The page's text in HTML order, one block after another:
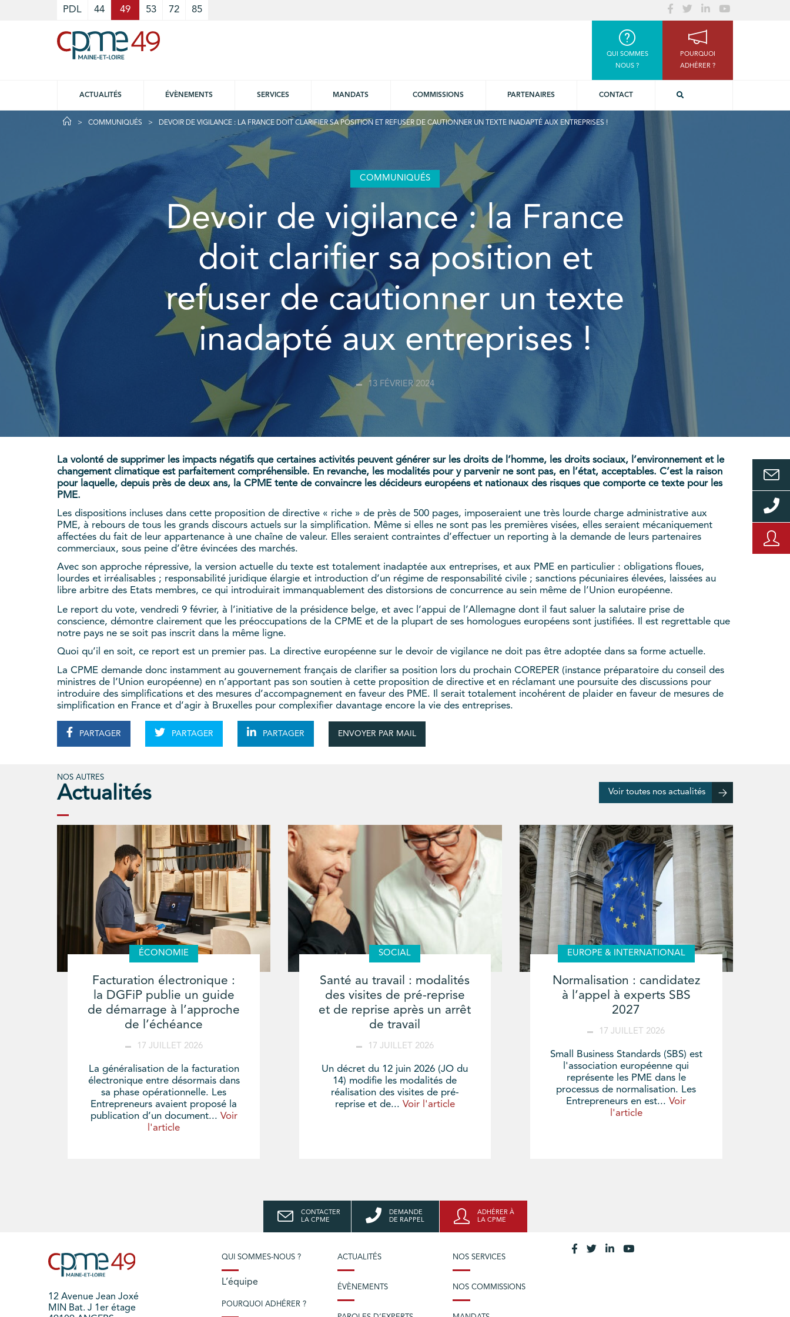
PDL 44 49 53 72 85
QUI SOMMES
NOUS ?
POURQUOI
ADHÉRER ?
ACTUALITÉS ÉVÈNEMENTS SERVICES MANDATS COMMISSIONS PARTENAIRES CONTACT
COMMUNIQUÉS DEVOIR DE VIGILANCE : LA FRANCE DOIT CLARIFIER SA POSITION ET REFUSER DE CAUTIONNER UN TEXTE INADAPTÉ AUX ENTREPRISES !
COMMUNIQUÉS
Devoir de vigilance : la France
doit clarifier sa position et
refuser de cautionner un texte
inadapté aux entreprises !
13 FÉVRIER 2024
La volonté de supprimer les impacts négatifs que certaines activités peuvent générer sur les droits de l’homme, les droits sociaux, l’environnement et le
changement climatique est parfaitement compréhensible. En revanche, les modalités pour y parvenir ne sont pas, en l’état, acceptables. C’est la raison
pour laquelle, depuis près de deux ans, la CPME tente de convaincre les décideurs européens et nationaux des risques que comporte ce texte pour les
PME.
Les dispositions incluses dans cette proposition de directive « riche » de près de 500 pages, imposeraient une très lourde charge administrative aux
PME, à rebours de tous les grands discours actuels sur la simplification. Même si elles ne sont pas les premières visées, elles seraient mécaniquement
affectées du fait de leur appartenance à une chaîne de valeur. Elles seraient contraintes d’effectuer un reporting à la demande de leurs partenaires
commerciaux, sous peine d’être évincées des marchés.
Avec son approche répressive, la version actuelle du texte est totalement inadaptée aux entreprises, et aux PME en particulier : obligations floues,
lourdes et irréalisables ; responsabilité juridique élargie et introduction d’un régime de responsabilité civile ; sanctions pécuniaires élevées, laissées au
libre arbitre des Etats membres, ce qui introduirait immanquablement des distorsions de concurrence au sein même de l’Union européenne.
Le report du vote, vendredi 9 février, à l’initiative de la présidence belge, et avec l’appui de l’Allemagne dont il faut saluer la salutaire prise de
conscience, démontre clairement que les préoccupations de la CPME et de la plupart de ses homologues européens sont justifiées. Il est regrettable que
notre pays ne se soit pas inscrit dans la même ligne.
Quoi qu’il en soit, ce report est un premier pas. La directive européenne sur le devoir de vigilance ne doit pas être adoptée dans sa forme actuelle.
La CPME demande donc instamment au gouvernement français de clarifier sa position lors du prochain COREPER (instance préparatoire du conseil des
ministres de l’Union européenne) en n’apportant pas son soutien à cette proposition de directive et en réclamant une poursuite des discussions pour
introduire des simplifications et des mesures d’accompagnement en faveur des PME. Il serait totalement incohérent de plaider en faveur de mesures de
simplification en France et d’agir à Bruxelles pour complexifier davantage encore la vie des entreprises.
PARTAGER PARTAGER PARTAGER ENVOYER PAR MAIL
NOS AUTRES
Actualités Voir toutes nos actualités
ÉCONOMIE
Facturation électronique :
la DGFiP publie un guide
de démarrage à l’approche
de l’échéance
17 JUILLET 2026
La généralisation de la facturation
électronique entre désormais dans
sa phase opérationnelle. Les
Entrepreneurs avaient proposé la
publication d’un document... Voir
l'article
SOCIAL
Santé au travail : modalités
des visites de pré-reprise
et de reprise après un arrêt
de travail
17 JUILLET 2026
Un décret du 12 juin 2026 (JO du
14) modifie les modalités de
réalisation des visites de pré-
reprise et de... Voir l'article
EUROPE & INTERNATIONAL
Normalisation : candidatez
à l’appel à experts SBS
2027
17 JUILLET 2026
Small Business Standards (SBS) est
l'association européenne qui
représente les PME dans le
processus de normalisation. Les
Entrepreneurs en est...Voir
l'article
CONTACTER
LA CPME
DEMANDE
DE RAPPEL
ADHÉRER À
LA CPME
12 Avenue Jean Joxé
MIN Bat. J 1er étage
QUI SOMMES-NOUS ?
L’équipe
POURQUOI ADHÉRER ?
ACTUALITÉS
ÉVÈNEMENTS
NOS SERVICES
NOS COMMISSIONS
Cookies management panel